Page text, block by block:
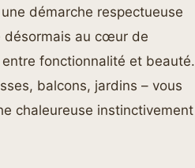
démarche respectueuse
désormais au cœur de
entre fonctionnalité et beauté.
balcons, jardins – vous
chaleureuse instinctivement